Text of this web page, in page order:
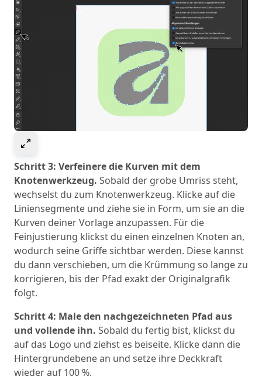
Schritt 3: Verfeinere die Kurven mit dem
Knotenwerkzeug. Sobald der grobe Umriss steht,
wechselst du zum Knotenwerkzeug. Klicke auf die
Liniensegmente und ziehe sie in Form, um sie an die
Kurven deiner Vorlage anzupassen. Für die
Feinjustierung klickst du einen einzelnen Knoten an,
wodurch seine Griffe sichtbar werden. Diese kannst
du dann verschieben, um die Krümmung so lange zu
korrigieren, bis der Pfad exakt der Originalgrafik
folgt.
Schritt 4: Male den nachgezeichneten Pfad aus
und vollende ihn. Sobald du fertig bist, klickst du
auf das Logo und ziehst es beiseite. Klicke dann die
Hintergrundebene an und setze ihre Deckkraft
wieder auf 100 %.